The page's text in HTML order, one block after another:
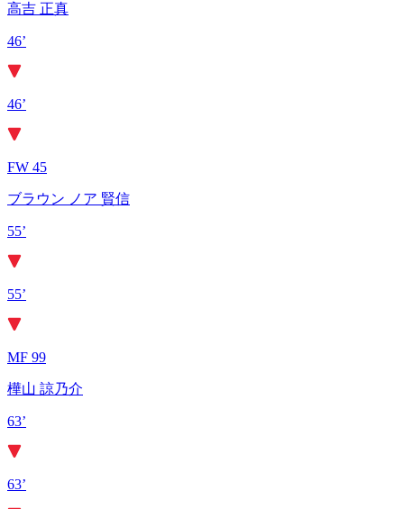
高吉 正真
46’
46’
FW 45
ブラウン ノア 賢信
55’
55’
MF 99
樺山 諒乃介
63’
63’